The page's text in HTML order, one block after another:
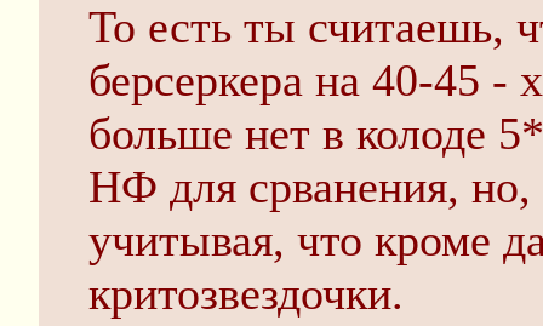
То есть ты считаешь,
берсеркера на 40-45
больше нет в колоде
НФ для срванения, но,
учитывая, что кроме
критозвездочки.